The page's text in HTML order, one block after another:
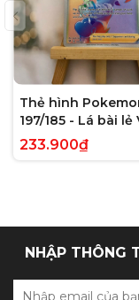
Thẻ hình
197/185 - Lá bài lẻ
Voltage Hyper
Anh chính hãng
233.900₫
NHẬP THÔNG